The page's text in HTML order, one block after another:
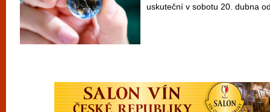
uskuteční v sobotu 20. dubna